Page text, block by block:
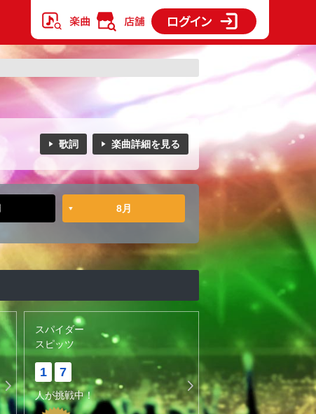
歌詞 楽曲詳細を見る
8月
スパイダー
スピッツ
1 7
人が挑戦中！